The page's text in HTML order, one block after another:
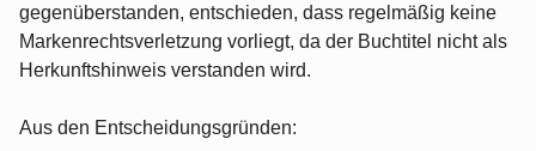
gegenüberstanden, entschieden, dass regelmäßig keine
Markenrechtsverletzung vorliegt, da der Buchtitel nicht als
Herkunftshinweis verstanden wird.
Aus den Entscheidungsgründen: